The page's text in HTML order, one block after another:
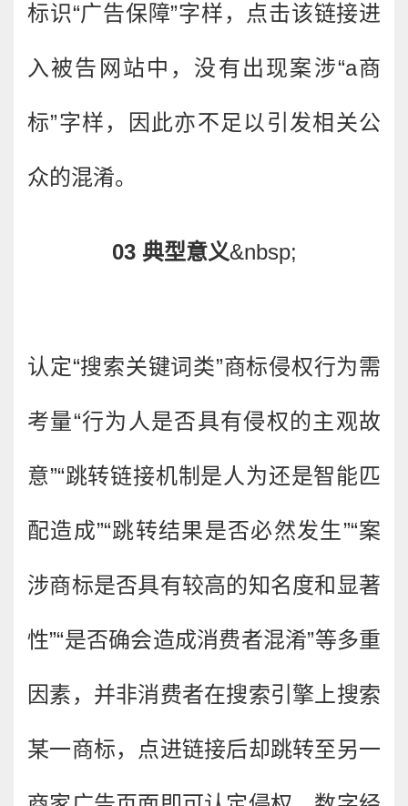
标识“广告保障”字样，点击该链接进
入被告网站中，没有出现案涉“a商
标”字样，因此亦不足以引发相关公
众的混淆。
03 典型意义&nbsp;
认定“搜索关键词类”商标侵权行为需
考量“行为人是否具有侵权的主观故
意”“跳转链接机制是人为还是智能匹
配造成”“跳转结果是否必然发生”“案
涉商标是否具有较高的知名度和显著
性”“是否确会造成消费者混淆”等多重
因素，并非消费者在搜索引擎上搜索
某一商标，点进链接后却跳转至另一